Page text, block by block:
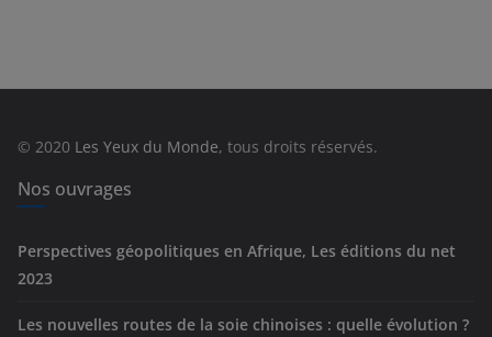
e
s
© 2020 Les Yeux du Monde, tous droits réservés.
Nos ouvrages
Perspectives géopolitiques en Afrique, Les éditions du net
2023
Les nouvelles routes de la soie chinoises : quelle évolution ?